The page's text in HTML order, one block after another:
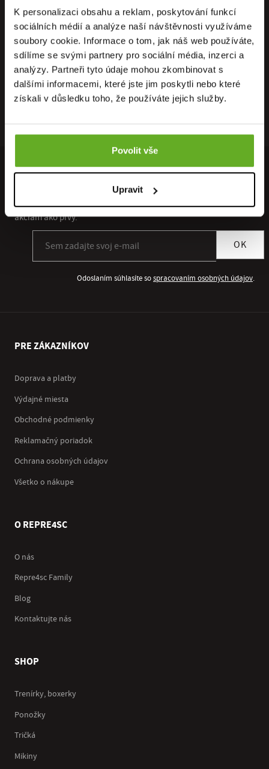
K personalizaci obsahu a reklam, poskytování funkcí
sociálních médií a analýze naší návštěvnosti využíváme
soubory cookie. Informace o tom, jak náš web používáte,
sdílíme se svými partnery pro sociální média, inzerci a
analýzy. Partneři tyto údaje mohou zkombinovat s
dalšími informacemi, které jste jim poskytli nebo které
získali v důsledku toho, že používáte jejich služby.
Povolit vše
Upravit
PRIAMO OD
VÝROBCU
OSOBNÝ
ODBER
DOPRAVA
ZADARMO
RÝCHLE
ZÁRUKA
RECENZIE
akciám ako prvý.
OK
Odoslaním súhlasíte sospracovaním osobných údajov.
PRE ZÁKAZNÍKOV
Doprava a platby
Výdajné miesta
Obchodné podmienky
Reklamačný poriadok
Ochrana osobných údajov
Všetko o nákupe
O REPRE4SC
O nás
Repre4sc Family
Blog
Kontaktujte nás
SHOP
Trenírky, boxerky
Ponožky
Tričká
Mikiny